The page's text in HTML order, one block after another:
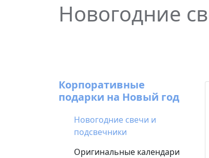
Новогодние
Корпоративные
подарки на Новый год
Новогодние свечи и
подсвечники
Оригинальные календари